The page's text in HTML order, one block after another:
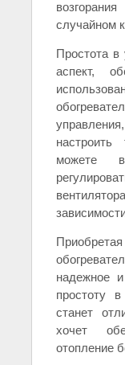
случайном
Простота
аспект,
можете
надежное
простоту
станет
хочет
отопление